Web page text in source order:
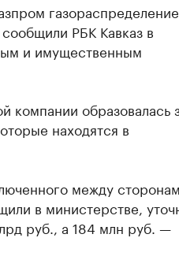
газораспределение
РБК Кавказ в
и имущественным
компании образовалась
находятся в
между
в министерстве,
руб., а 184 млн руб. —